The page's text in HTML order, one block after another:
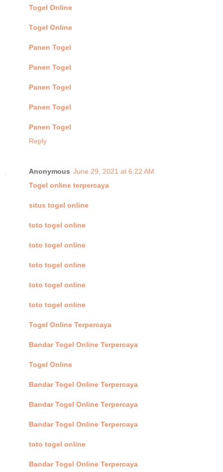
Togel Online
Togel Online
Panen Togel
Panen Togel
Panen Togel
Panen Togel
Panen Togel
Reply
Anonymous June 29, 2021 at 6:22 AM
Togel online terpercaya
situs togel online
toto togel online
toto togel online
toto togel online
toto togel online
toto togel online
Togel Online Terpercaya
Bandar Togel Online Terpercaya
Togel Online
Bandar Togel Online Terpercaya
Bandar Togel Online Terpercaya
Bandar Togel Online Terpercaya
toto togel online
Bandar Togel Online Terpercaya